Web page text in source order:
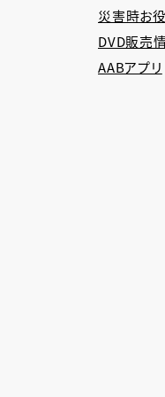
災害時お
DVD販売
AABアプリ